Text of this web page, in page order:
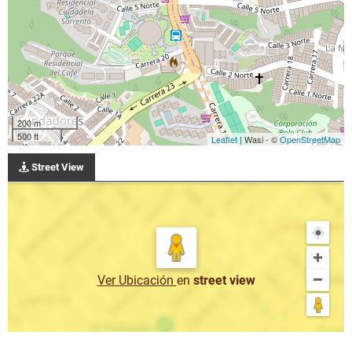
200 m
500 ft
Leaflet | Wasi - ©OpenStreetMap
Street View
Ver Ubicación en street view